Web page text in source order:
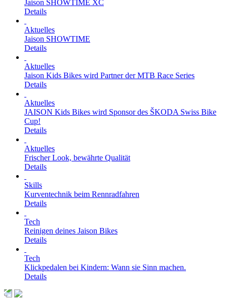
Jaison SHOWTIME XC
Details
Aktuelles
Jaison SHOWTIME
Details
Aktuelles
Jaison Kids Bikes wird Partner der MTB Race Series
Details
Aktuelles
JAISON Kids Bikes wird Sponsor des ŠKODA Swiss Bike
Cup!
Details
Aktuelles
Frischer Look, bewährte Qualität
Details
Skills
Kurventechnik beim Rennradfahren
Details
Tech
Reinigen deines Jaison Bikes
Details
Tech
Klickpedalen bei Kindern: Wann sie Sinn machen.
Details